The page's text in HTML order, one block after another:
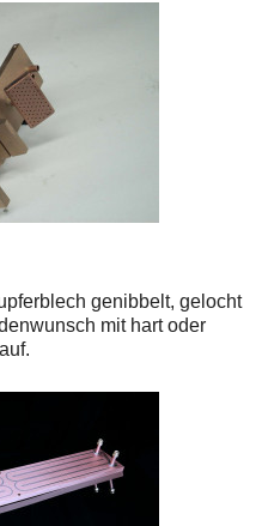
genibbelt, gelocht
mit hart oder